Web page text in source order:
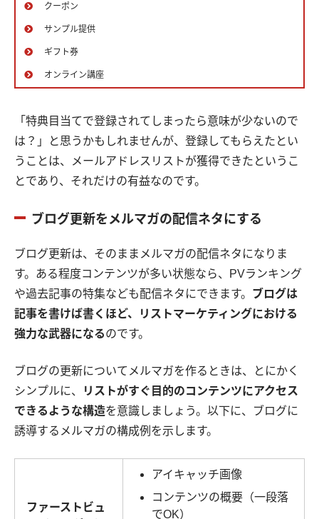
クーポン
サンプル提供
ギフト券
オンライン講座
「特典目当てで登録されてしまったら意味が少ないので
は？」と思うかもしれませんが、登録してもらえたとい
うことは、メールアドレスリストが獲得できたというこ
とであり、それだけの有益なのです。
ブログ更新をメルマガの配信ネタにする
ブログ更新は、そのままメルマガの配信ネタになりま
す。ある程度コンテンツが多い状態なら、PVランキング
や過去記事の特集なども配信ネタにできます。 ブログは
記事を書けば書くほど、リストマーケティングにおける
強力な武器になるのです。
ブログの更新についてメルマガを作るときは、とにかく
シンプルに、
リストがすぐ目的のコンテンツにアクセス
できるような構造を意識しましょう。以下に、ブログに
誘導するメルマガの構成例を示します。
ファーストビュ
アイキャッチ画像
コンテンツの概要（一段落
でOK）